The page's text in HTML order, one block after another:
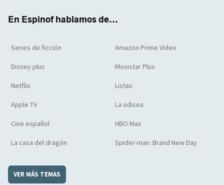
En Espinof hablamos de...
Series de ficción Amazon Prime Video
Disney plus Movistar Plus
Netflix Listas
Apple TV La odisea
Cine español HBO Max
La casa del dragón Spider-man: Brand New Day
VER MÁS TEMAS